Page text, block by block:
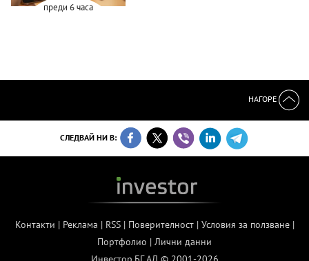
преди 6 часа
НАГОРЕ
СЛЕДВАЙ НИ В:
Контакти | Реклама | RSS| Поверителност| Условия за ползване|
Портфолио | Лични данни